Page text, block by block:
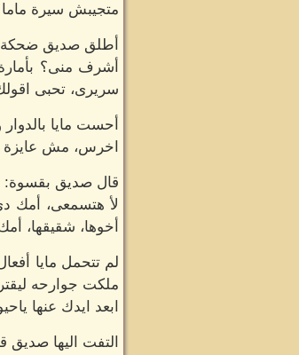
متجيبش سيرة
أطلق صديق
أشرف منى؟
سريرى، تحبى
أحست مايا
اخرس، مش
قال صديق بقسوة:
لأ هتسمعى، أمك
أخوها، شقيقها،
لم تتحمل مايا
ملكت جوارحه
ابعد ايدك عنها
التفت اليها صديق